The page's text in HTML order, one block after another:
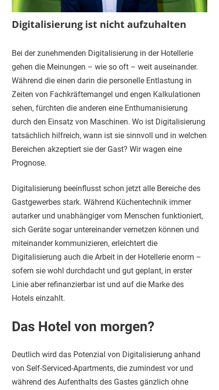
Digitalisierung ist nicht aufzuhalten
17.
Juni
2020
Carina
Gröön
Schnack
Blog
Bei der zunehmenden Digitalisierung in der Hotellerie
gehen die Meinungen – wie so oft – weit auseinander.
Während die einen darin die personelle Entlastung in
Zeiten von Fachkräftemangel und engen Kalkulationen
sehen, fürchten die anderen eine Enthumanisierung
durch den Einsatz von Maschinen. Wo ist Digitalisierung
tatsächlich hilfreich, wann ist sie sinnvoll und in welchen
Bereichen akzeptiert sie der Gast? Wir wagen eine
Prognose.
Digitalisierung beeinflusst schon jetzt alle Bereiche des
Gastgewerbes stark. Während Küchentechnik immer
autarker und unabhängiger vom Menschen funktioniert,
sich Geräte sogar untereinander vernetzen können und
miteinander kommunizieren, erleichtert die
Digitalisierung auch die Arbeit in der Hotellerie enorm –
sofern sie wohl durchdacht und gut geplant, in erster
Linie aber refinanzierbar ist und auf die Marke des
Hotels einzahlt.
Das Hotel von morgen?
Deutlich wird das Potenzial von Digitalisierung anhand
von Self-Serviced-Apartments, die zumindest vor und
während des Aufenthalts des Gastes gänzlich ohne